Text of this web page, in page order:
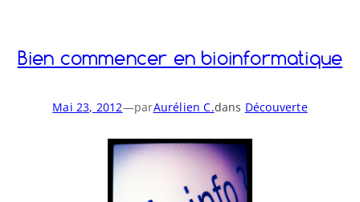
Bien commencer en bioinformatique
Mai 23, 2012—parAurélien C.dans Découverte